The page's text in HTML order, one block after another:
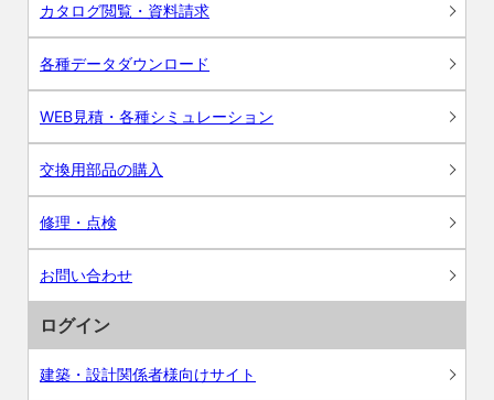
カタログ閲覧・資料請求
各種データダウンロード
WEB見積・各種シミュレーション
交換用部品の購入
修理・点検
お問い合わせ
ログイン
建築・設計関係者様向けサイト